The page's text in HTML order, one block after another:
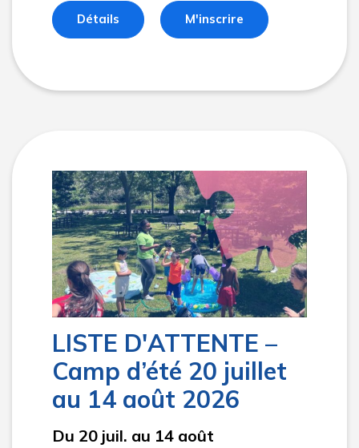
Détails M'inscrire
LISTE D'ATTENTE –
Camp d’été 20 juillet
au 14 août 2026
Du 20 juil. au 14 août